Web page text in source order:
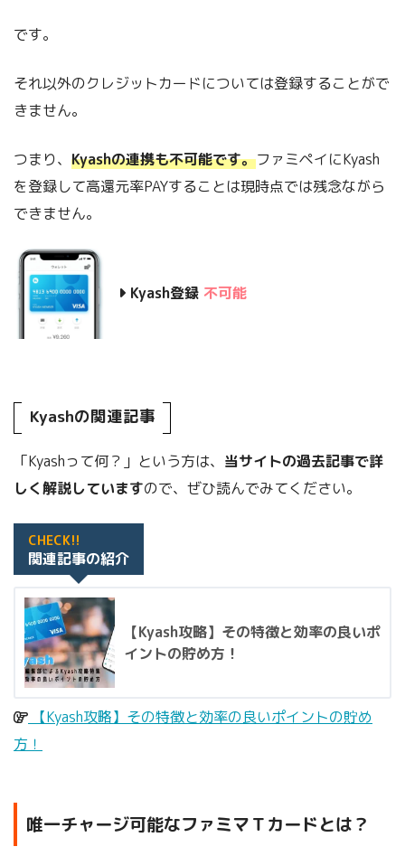
です。
それ以外のクレジットカードについては登録することがで
きません。
つまり、 Kyashの連携も不可能です。ファミペイにKyash
を登録して高還元率PAYすることは現時点では残念ながら
できません。
Kyash登録 不可能
Kyashの関連記事
「Kyashって何？」という方は、 当サイトの過去記事で詳
しく解説していますので、ぜひ読んでみてください。
CHECK!!
関連記事の紹介
【Kyash攻略】その特徴と効率の良いポ
イントの貯め方！
【Kyash攻略】その特徴と効率の良いポイントの貯め
方！
唯一チャージ可能なファミマＴカードとは？